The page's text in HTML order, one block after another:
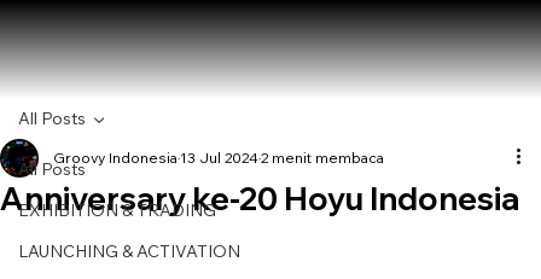
All Posts
EXHIBITION & TRADING
LAUNCHING & ACTIVATION
All Posts
Anniversary ke-20 Hoyu Indonesia
Groovy Indonesia 13 Jul 20242 menit membaca